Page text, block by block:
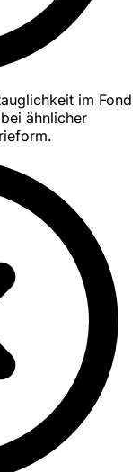
im Fond
ähnlicher